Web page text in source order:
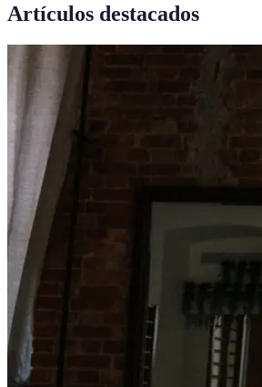
Artículos destacados